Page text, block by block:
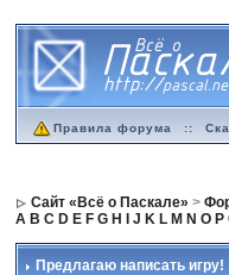
Правила форума ::
Сайт «Всё о Паскале» >
A B C D E F G H J K L M N O P
Предлагаю написать игру!